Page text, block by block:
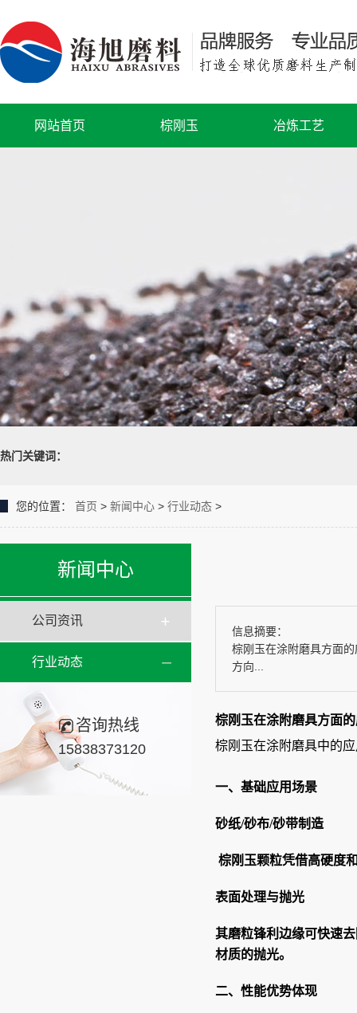
网站首页 棕刚玉 冶炼工艺
热门关键词：
您的位置： 首页 > 新闻中心 > 行业动态 >
新闻中心
公司资讯
行业动态
咨询热线
15838373120
信息摘要：
棕刚玉在涂附磨具方面
方向...
棕刚玉在涂附磨具方面
棕刚玉在涂附磨具中的
一、 基础应用场景
砂纸/砂布/砂带制造
棕刚玉颗粒凭借高硬度
表面处理与抛光
其磨粒锋利边缘可快速
材质的抛光。
二、 性能优势体现